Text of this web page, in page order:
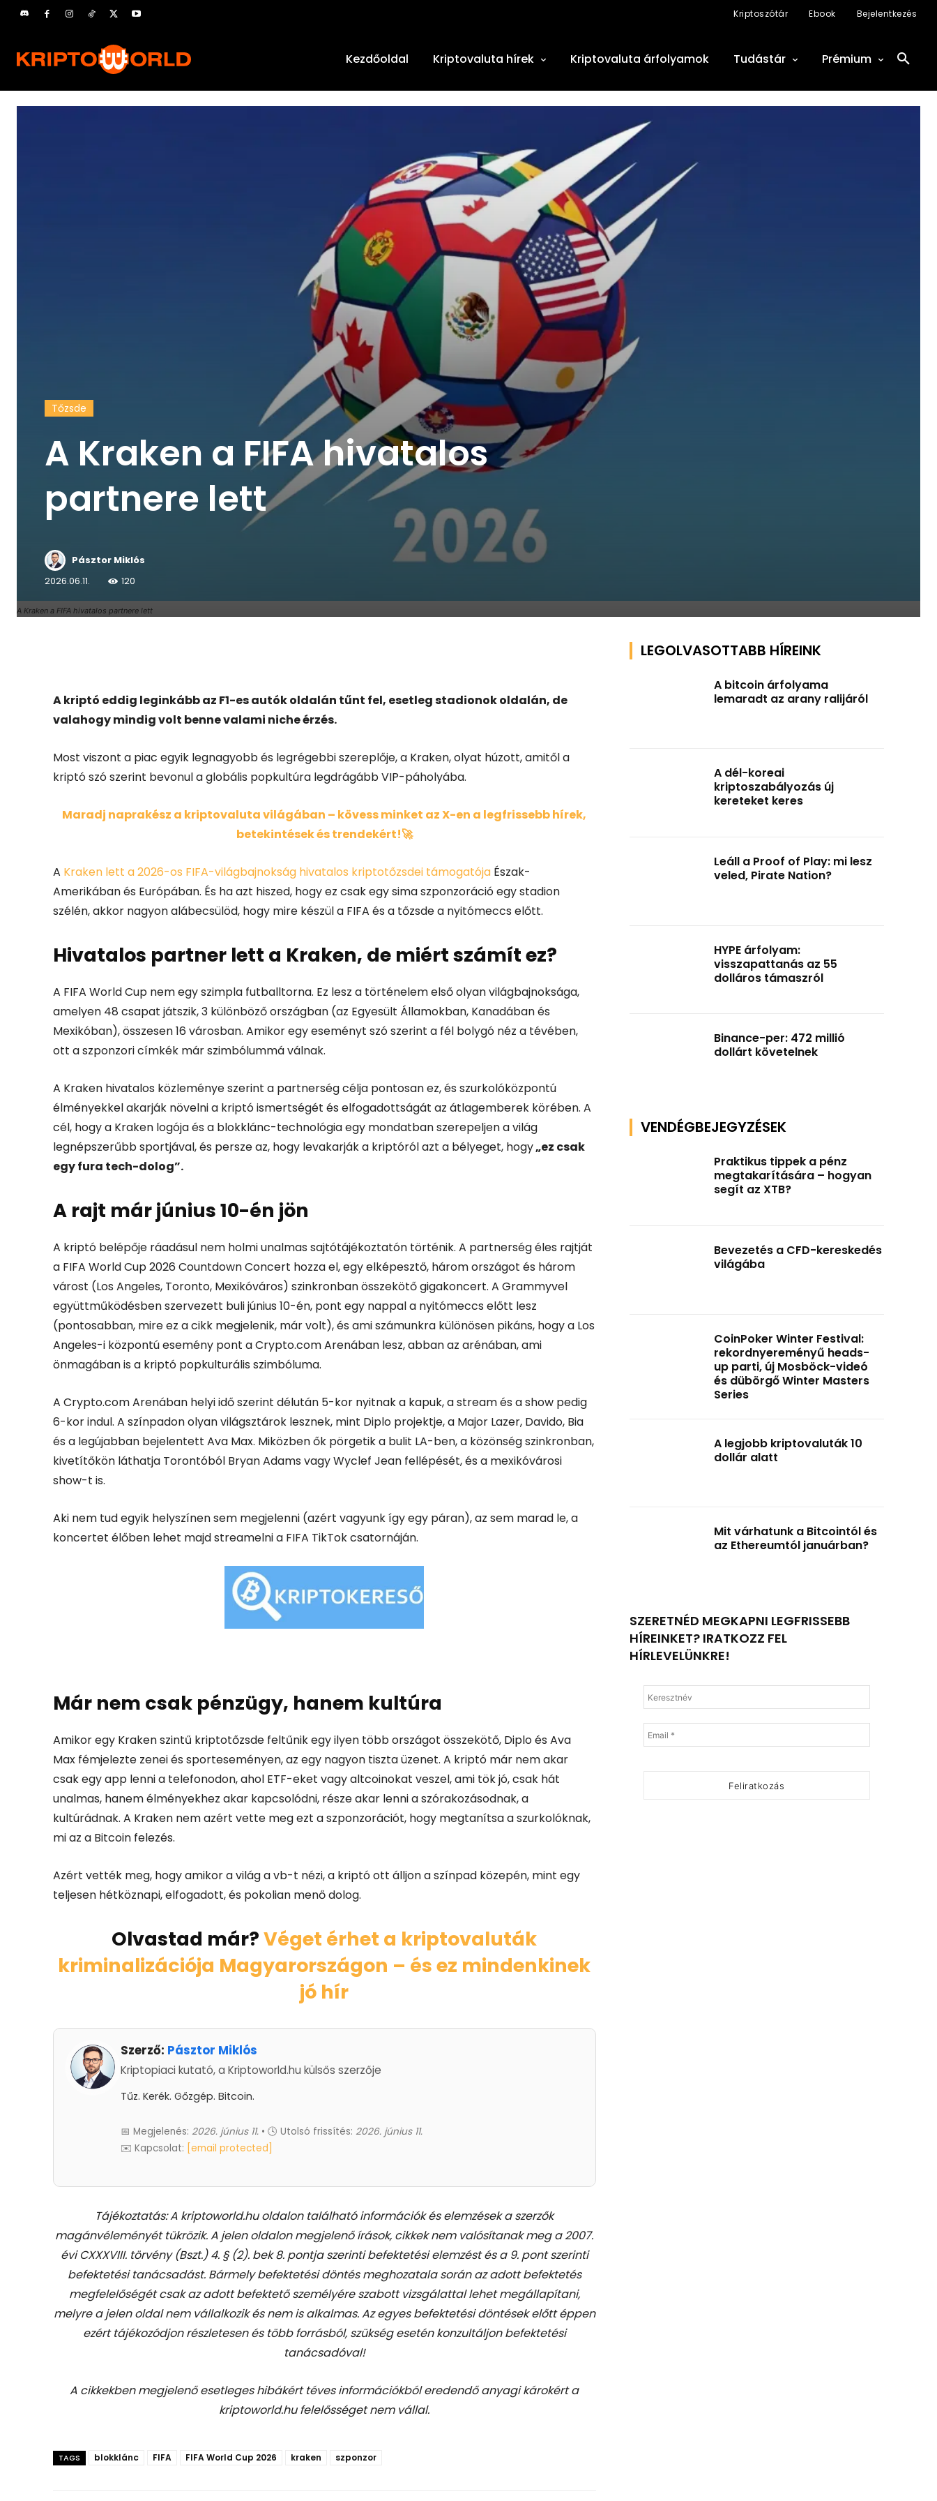
Kriptoszótár Ebook Bejelentkezés
Kezdőoldal Kriptovaluta hírek Kriptovaluta árfolyamok Tudástár Prémium
A Kraken a FIFA hivatalos partnere lett
Tőzsde
A Kraken a FIFA hivatalos
partnere lett
Pásztor Miklós
2026.06.11.
120
A kriptó eddig leginkább az F1-es autók oldalán tűnt fel, esetleg stadionok oldalán, de
valahogy mindig volt benne valami niche érzés.
Most viszont a piac egyik legnagyobb és legrégebbi szereplője, a Kraken, olyat húzott, amitől a
kriptó szó szerint bevonul a globális popkultúra legdrágább VIP-páholyába.
Maradj naprakész a kriptovaluta világában – kövess minket az X-en a legfrissebb hírek,
betekintések és trendekért!🚀
A Kraken lett a 2026-os FIFA-világbajnokság hivatalos kriptotőzsdei támogatója Észak-
Amerikában és Európában. És ha azt hiszed, hogy ez csak egy sima szponzoráció egy stadion
szélén, akkor nagyon alábecsülöd, hogy mire készül a FIFA és a tőzsde a nyitómeccs előtt.
Hivatalos partner lett a Kraken, de miért számít ez?
A FIFA World Cup nem egy szimpla futballtorna. Ez lesz a történelem első olyan világbajnoksága,
amelyen 48 csapat játszik, 3 különböző országban (az Egyesült Államokban, Kanadában és
Mexikóban), összesen 16 városban. Amikor egy eseményt szó szerint a fél bolygó néz a tévében,
ott a szponzori címkék már szimbólummá válnak.
A Kraken hivatalos közleménye szerint a partnerség célja pontosan ez, és szurkolóközpontú
élményekkel akarják növelni a kriptó ismertségét és elfogadottságát az átlagemberek körében. A
cél, hogy a Kraken logója és a blokklánc-technológia egy mondatban szerepeljen a világ
legnépszerűbb sportjával, és persze az, hogy levakarják a kriptóról azt a bélyeget, hogy„ez csak
egy fura tech-dolog”.
A rajt már június 10-én jön
A kriptó belépője ráadásul nem holmi unalmas sajtótájékoztatón történik. A partnerség éles rajtját
a FIFA World Cup 2026 Countdown Concert hozza el, egy elképesztő, három országot és három
várost (Los Angeles, Toronto, Mexikóváros) szinkronban összekötő gigakoncert. A Grammyvel
együttműködésben szervezett buli június 10-én, pont egy nappal a nyitómeccs előtt lesz
(pontosabban, mire ez a cikk megjelenik, már volt), és ami számunkra különösen pikáns, hogy a Los
Angeles-i központú esemény pont a Crypto.com Arenában lesz, abban az arénában, ami
önmagában is a kriptó popkulturális szimbóluma.
A Crypto.com Arenában helyi idő szerint délután 5-kor nyitnak a kapuk, a stream és a show pedig
6-kor indul. A színpadon olyan világsztárok lesznek, mint Diplo projektje, a Major Lazer, Davido, Bia
és a legújabban bejelentett Ava Max. Miközben ők pörgetik a bulit LA-ben, a közönség szinkronban,
kivetítőkön láthatja Torontóból Bryan Adams vagy Wyclef Jean fellépését, és a mexikóvárosi
show-t is.
Aki nem tud egyik helyszínen sem megjelenni (azért vagyunk így egy páran), az sem marad le, a
koncertet élőben lehet majd streamelni a FIFA TikTok csatornáján.
Már nem csak pénzügy, hanem kultúra
Amikor egy Kraken szintű kriptotőzsde feltűnik egy ilyen több országot összekötő, Diplo és Ava
Max fémjelezte zenei és sporteseményen, az egy nagyon tiszta üzenet. A kriptó már nem akar
csak egy app lenni a telefonodon, ahol ETF-eket vagy altcoinokat veszel, ami tök jó, csak hát
unalmas, hanem élményekhez akar kapcsolódni, része akar lenni a szórakozásodnak, a
kultúrádnak. A Kraken nem azért vette meg ezt a szponzorációt, hogy megtanítsa a szurkolóknak,
mi az a Bitcoin felezés.
Azért vették meg, hogy amikor a világ a vb-t nézi, a kriptó ott álljon a színpad közepén, mint egy
teljesen hétköznapi, elfogadott, és pokolian menő dolog.
Olvastad már?Véget érhet a kriptovaluták
kriminalizációja Magyarországon – és ez mindenkinek
jó hír
Szerző: Pásztor Miklós
Kriptopiaci kutató, a Kriptoworld.hu külsős szerzője
Tűz. Kerék. Gőzgép. Bitcoin.
📅 Megjelenés: 2026. június 11. • 🕓 Utolsó frissítés: 2026. június 11.
✉️ Kapcsolat: [email protected]
Tájékoztatás: A kriptoworld.hu oldalon található információk és elemzések a szerzők
magánvéleményét tükrözik. A jelen oldalon megjelenő írások, cikkek nem valósítanak meg a 2007.
évi CXXXVIII. törvény (Bszt.) 4. § (2). bek 8. pontja szerinti befektetési elemzést és a 9. pont szerinti
befektetési tanácsadást. Bármely befektetési döntés meghozatala során az adott befektetés
megfelelőségét csak az adott befektető személyére szabott vizsgálattal lehet megállapítani,
melyre a jelen oldal nem vállalkozik és nem is alkalmas. Az egyes befektetési döntések előtt éppen
ezért tájékozódjon részletesen és több forrásból, szükség esetén konzultáljon befektetési
tanácsadóval!
A cikkekben megjelenő esetleges hibákért téves információkból eredendő anyagi károkért a
kriptoworld.hu felelősséget nem vállal.
TAGS blokklánc FIFA FIFA World Cup 2026 kraken szponzor
LEGOLVASOTTABB HÍREINK
A bitcoin árfolyama
lemaradt az arany ralijáról
A dél-koreai
kriptoszabályozás új
kereteket keres
Leáll a Proof of Play: mi lesz
veled, Pirate Nation?
HYPE árfolyam:
visszapattanás az 55
dolláros támaszról
Binance-per: 472 millió
dollárt követelnek
VENDÉGBEJEGYZÉSEK
Praktikus tippek a pénz
megtakarítására – hogyan
segít az XTB?
Bevezetés a CFD-kereskedés
világába
CoinPoker Winter Festival:
rekordnyereményű heads-
up parti, új Mosböck-videó
és dübörgő Winter Masters
Series
A legjobb kriptovaluták 10
dollár alatt
Mit várhatunk a Bitcointól és
az Ethereumtól januárban?
SZERETNÉD MEGKAPNI LEGFRISSEBB
HÍREINKET? IRATKOZZ FEL
HÍRLEVELÜNKRE!